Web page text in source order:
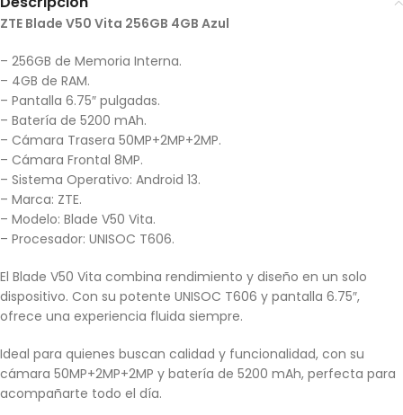
ZTE Blade V50 Vita 256GB 4GB Azul
– 256GB de Memoria Interna.
– 4GB de RAM.
– Pantalla 6.75″ pulgadas.
– Batería de 5200 mAh.
– Cámara Trasera 50MP+2MP+2MP.
– Cámara Frontal 8MP.
– Sistema Operativo: Android 13.
– Marca: ZTE.
– Modelo: Blade V50 Vita.
– Procesador: UNISOC T606.
El Blade V50 Vita combina rendimiento y diseño en un solo
dispositivo. Con su potente UNISOC T606 y pantalla 6.75″,
ofrece una experiencia fluida siempre.
Ideal para quienes buscan calidad y funcionalidad, con su
cámara 50MP+2MP+2MP y batería de 5200 mAh, perfecta para
acompañarte todo el día.